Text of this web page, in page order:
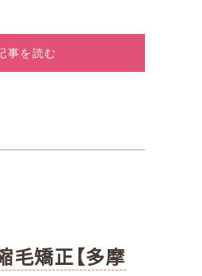
事を読む
毛矯正【多摩